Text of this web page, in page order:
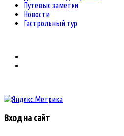
Путевые заметки
Новости
Гастрольный тур
Вход на сайт